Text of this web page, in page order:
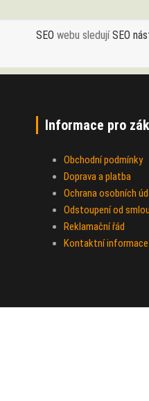
SEO webu sledujíSEO
Informace pro
Obchodní podmínky
Doprava a platba
Ochrana osobních
Odstoupení od
Reklamační řád
Kontaktní informace